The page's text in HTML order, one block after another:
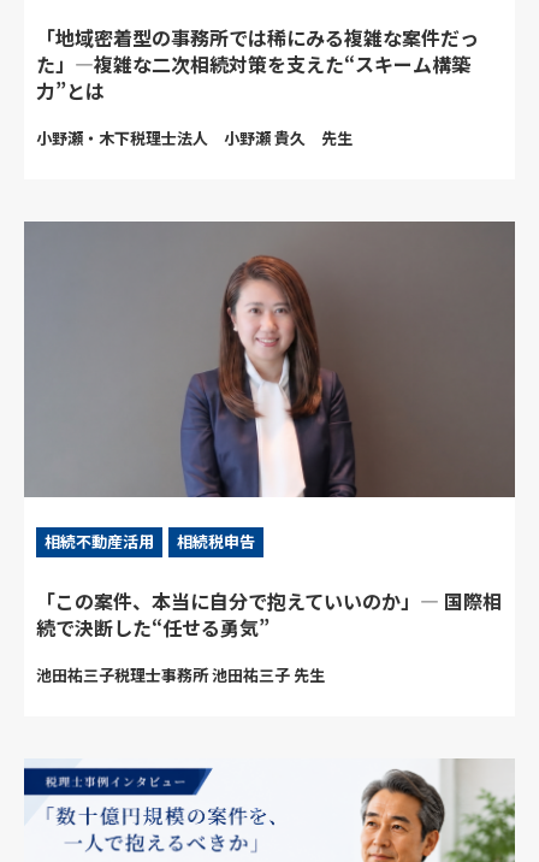
「地域密着型の事務所では稀にみる複雑な案件だっ
た」―複雑な二次相続対策を支えた“スキーム構築
力”とは
小野瀬・木下税理士法人 小野瀬 貴久 先生
相続不動産活用 相続税申告
「この案件、本当に自分で抱えていいのか」― 国際相
続で決断した“任せる勇気”
池田祐三子税理士事務所 池田祐三子 先生